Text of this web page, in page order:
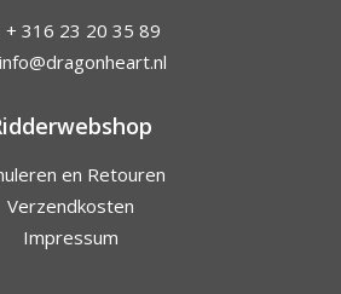
+ 316 23 20 35 89
info@dragonheart.nl
en Retouren
Verzendkosten
Impressum